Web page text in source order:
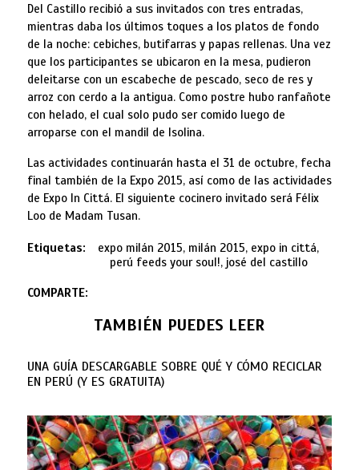
Del Castillo recibió a sus invitados con tres entradas,
mientras daba los últimos toques a los platos de fondo
de la noche: cebiches, butifarras y papas rellenas. Una vez
que los participantes se ubicaron en la mesa, pudieron
deleitarse con un escabeche de pescado, seco de res y
arroz con cerdo a la antigua. Como postre hubo ranfañote
con helado, el cual solo pudo ser comido luego de
arroparse con el mandil de Isolina.
Las actividades continuarán hasta el 31 de octubre, fecha
final también de la Expo 2015, así como de las actividades
de Expo In Cittá. El siguiente cocinero invitado será Félix
Loo de Madam Tusan.
Etiquetas:
expo milán 2015, milán 2015, expo in cittá,
perú feeds your soul!, josé del castillo
COMPARTE:
TAMBIÉN PUEDES LEER
UNA GUÍA DESCARGABLE SOBRE QUÉ Y CÓMO RECICLAR
EN PERÚ (Y ES GRATUITA)